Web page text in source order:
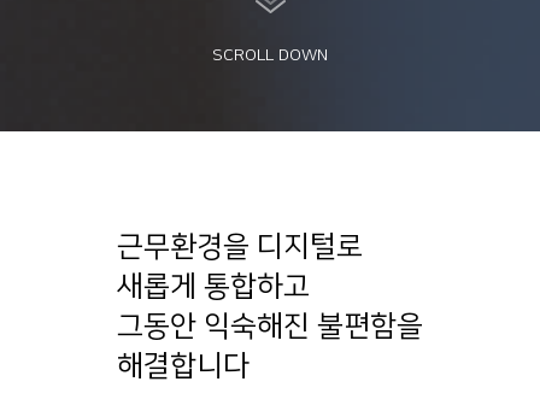
SCROLL DOWN
근무환경을 디지털로
새롭게 통합하고
그동안 익숙해진 불편함을
해결합니다